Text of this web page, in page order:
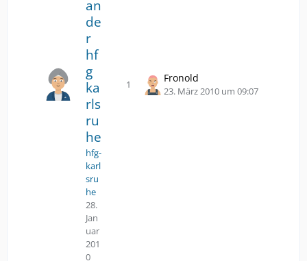
an
de
r
hf
g
ka
rls
ru
he
hfg-
karl
sru
he
28.
Jan
uar
201
0
1
Antworten
Fronold
23. März 2010 um 09:07
Z